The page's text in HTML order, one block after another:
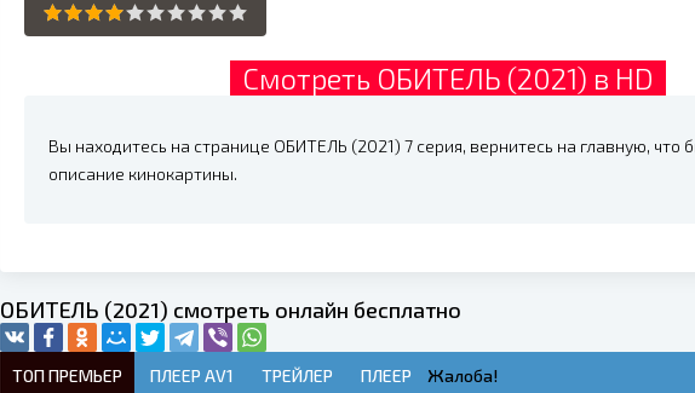
Смотреть ОБИТЕЛЬ (2021) в HD
Вы находитесь на странице ОБИТЕЛЬ (2021) 7 серия, вернитесь на главную, что
описание кинокартины.
ОБИТЕЛЬ (2021) смотреть онлайн бесплатно
ТОП ПРЕМЬЕР ПЛЕЕР AV1 ТРЕЙЛЕР ПЛЕЕР Жалоба!